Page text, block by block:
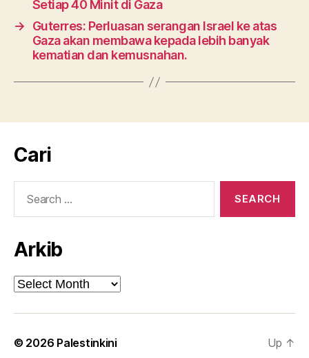
Setiap 40 Minit di Gaza
→
Guterres: Perluasan serangan Israel ke atas
Gaza akan membawa kepada lebih banyak
kematian dan kemusnahan.
Cari
Arkib
Arkib
© 2026 Palestinkini Up ↑